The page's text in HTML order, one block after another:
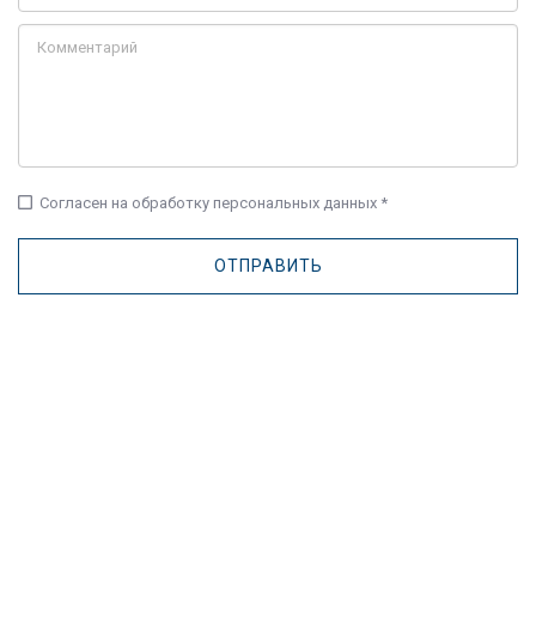
check_box_outline_blank Согласен на обработку персональных данных *